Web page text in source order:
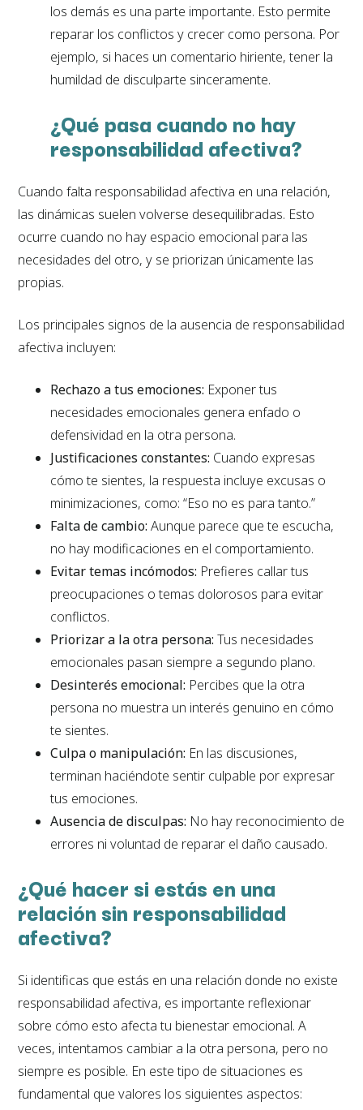
los demás es una parte importante. Esto permite
reparar los conflictos y crecer como persona. Por
ejemplo, si haces un comentario hiriente, tener la
humildad de disculparte sinceramente.
¿Qué pasa cuando no hay
responsabilidad afectiva?
Cuando falta responsabilidad afectiva en una relación,
las dinámicas suelen volverse desequilibradas. Esto
ocurre cuando no hay espacio emocional para las
necesidades del otro, y se priorizan únicamente las
propias.
Los principales signos de la ausencia de responsabilidad
afectiva incluyen:
Rechazo a tus emociones: Exponer tus
necesidades emocionales genera enfado o
defensividad en la otra persona.
Justificaciones constantes: Cuando expresas
cómo te sientes, la respuesta incluye excusas o
minimizaciones, como: “Eso no es para tanto.”
Falta de cambio: Aunque parece que te escucha,
no hay modificaciones en el comportamiento.
Evitar temas incómodos: Prefieres callar tus
preocupaciones o temas dolorosos para evitar
conflictos.
Priorizar a la otra persona: Tus necesidades
emocionales pasan siempre a segundo plano.
Desinterés emocional: Percibes que la otra
persona no muestra un interés genuino en cómo
te sientes.
Culpa o manipulación: En las discusiones,
terminan haciéndote sentir culpable por expresar
tus emociones.
Ausencia de disculpas: No hay reconocimiento de
errores ni voluntad de reparar el daño causado.
¿Qué hacer si estás en una
relación sin responsabilidad
afectiva?
Si identificas que estás en una relación donde no existe
responsabilidad afectiva, es importante reflexionar
sobre cómo esto afecta tu bienestar emocional. A
veces, intentamos cambiar a la otra persona, pero no
siempre es posible. En este tipo de situaciones es
fundamental que valores los siguientes aspectos: